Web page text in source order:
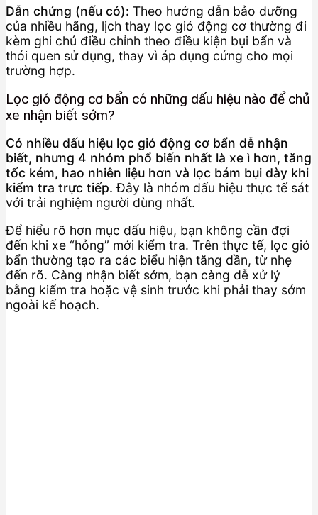
Dẫn chứng (nếu có): Theo hướng dẫn bảo dưỡng
của nhiều hãng, lịch thay lọc gió động cơ thường đi
kèm ghi chú điều chỉnh theo điều kiện bụi bẩn và
thói quen sử dụng, thay vì áp dụng cứng cho mọi
trường hợp.
Lọc gió động cơ bẩn có những dấu hiệu nào để chủ
xe nhận biết sớm?
Có nhiều dấu hiệu lọc gió động cơ bẩn dễ nhận
biết, nhưng 4 nhóm phổ biến nhất là xe ì hơn, tăng
tốc kém, hao nhiên liệu hơn và lọc bám bụi dày khi
kiểm tra trực tiếp. Đây là nhóm dấu hiệu thực tế sát
với trải nghiệm người dùng nhất.
Để hiểu rõ hơn mục dấu hiệu, bạn không cần đợi
đến khi xe “hỏng” mới kiểm tra. Trên thực tế, lọc gió
bẩn thường tạo ra các biểu hiện tăng dần, từ nhẹ
đến rõ. Càng nhận biết sớm, bạn càng dễ xử lý
bằng kiểm tra hoặc vệ sinh trước khi phải thay sớm
ngoài kế hoạch.